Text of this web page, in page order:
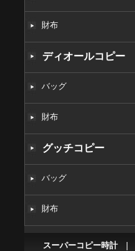
財布
ディオールコピー
バッグ
財布
グッチコピー
バッグ
財布
スーパーコピー時計